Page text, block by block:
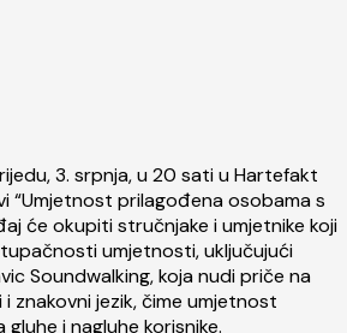
3. srpnja, u 20 sati u Hartefakt
“Umjetnost prilagođena osobama s
će okupiti stručnjake i umjetnike koji
umjetnosti, uključujući
Soundwalking, koja nudi priče na
i znakovni jezik, čime umjetnost
i nagluhe korisnike.